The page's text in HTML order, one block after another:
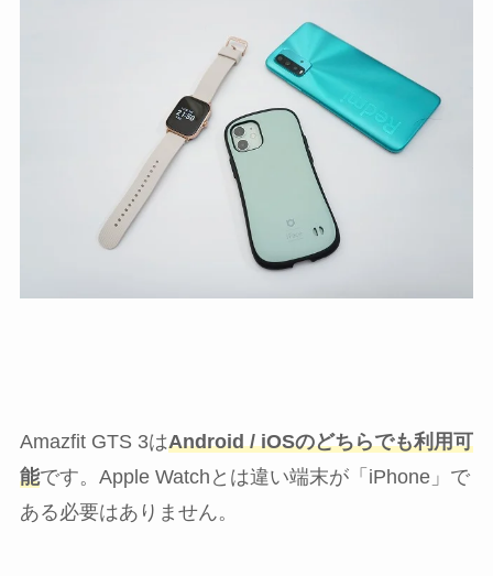
Amazfit GTS 3はAndroid / iOSのどちらでも利用可
能です。Apple Watchとは違い端末が「iPhone」で
ある必要はありません。